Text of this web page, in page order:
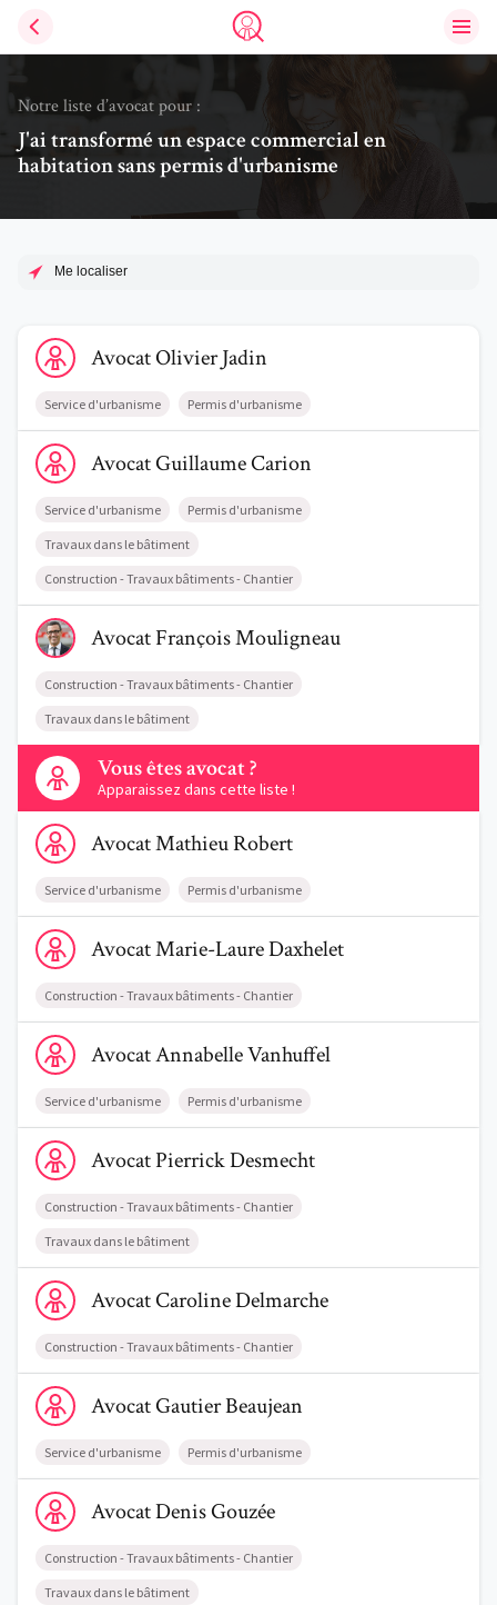
Trouve un avocat
Notre liste d’avocat pour :
J'ai transformé un espace commercial en
habitation sans permis d'urbanisme
Me localiser
Voir le profil de AvocatOlivier Jadin
AvocatOlivierJadin
Service d'urbanisme Permis d'urbanisme
Voir le profil de AvocatGuillaume Carion
AvocatGuillaumeCarion
Service d'urbanisme Permis d'urbanisme
Travaux dans le bâtiment
Construction - Travaux bâtiments - Chantier
Voir le profil de AvocatFrançois Mouligneau
AvocatFrançoisMouligneau
Construction - Travaux bâtiments - Chantier
Travaux dans le bâtiment
Vous êtes avocat ?
Apparaissez dans cette liste !
Contactez-nous
Voir le profil de AvocatMathieu Robert
AvocatMathieuRobert
Service d'urbanisme Permis d'urbanisme
Voir le profil de AvocatMarie-Laure Daxhelet
AvocatMarie-LaureDaxhelet
Construction - Travaux bâtiments - Chantier
Voir le profil de AvocatAnnabelle Vanhuffel
AvocatAnnabelleVanhuffel
Service d'urbanisme Permis d'urbanisme
Voir le profil de AvocatPierrick Desmecht
AvocatPierrickDesmecht
Construction - Travaux bâtiments - Chantier
Travaux dans le bâtiment
Voir le profil de AvocatCaroline Delmarche
AvocatCarolineDelmarche
Construction - Travaux bâtiments - Chantier
Voir le profil de AvocatGautier Beaujean
AvocatGautierBeaujean
Service d'urbanisme Permis d'urbanisme
Voir le profil de AvocatDenis Gouzée
AvocatDenisGouzée
Construction - Travaux bâtiments - Chantier
Travaux dans le bâtiment